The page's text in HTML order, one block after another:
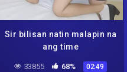
Sir bilisan natin malapin na
ang time
33855 68% 02:49